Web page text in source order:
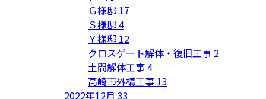
Ｇ様邸 17
Ｓ様邸4
Ｙ様邸 12
クロスゲート解体・復旧工事 2
土間解体工事4
高崎市外構工事 13
2022年12月 33